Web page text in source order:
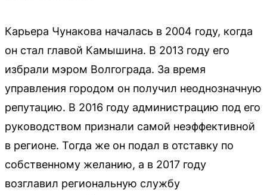
Карьера Чунакова началась в 2004 году, когда
он стал главой Камышина. В 2013 году его
избрали мэром Волгограда. За время
управления городом он получил неоднозначную
репутацию. В 2016 году администрацию под его
руководством признали самой неэффективной
в регионе. Тогда же он подал в отставку по
собственному желанию, а в 2017 году
возглавил региональную службу